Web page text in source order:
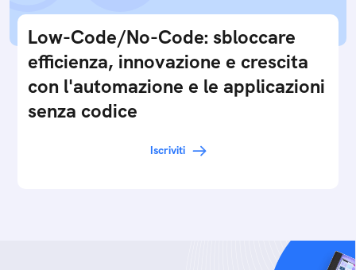
Low-Code/No-Code: sbloccare
efficienza, innovazione e crescita
con l'automazione e le applicazioni
senza codice
Iscriviti